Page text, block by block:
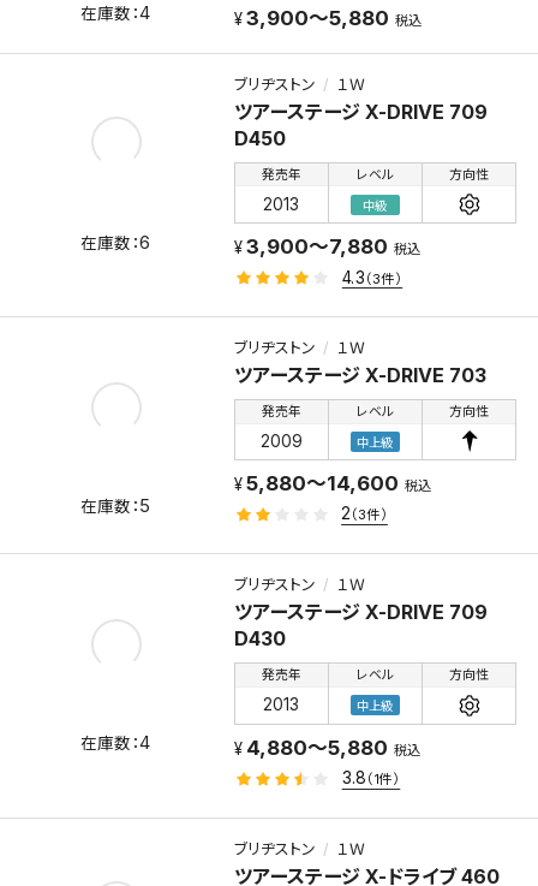
4 3,900～5,880 税込
ブリヂストン １Ｗ
ツアーステージ X-DRIVE 709
D450
発売年
2013
レベル
中級
方向性
6 3,900～7,880 税込
4.3 （3件）
ブリヂストン １Ｗ
ツアーステージ X-DRIVE 703
発売年
2009
レベル
中上級
方向性
5
5,880～14,600 税込
2 （3件）
ブリヂストン １Ｗ
ツアーステージ X-DRIVE 709
D430
発売年
2013
レベル
中上級
方向性
4 4,880～5,880 税込
3.8 （1件）
ブリヂストン １Ｗ
ツアーステージ X-ドライブ 460